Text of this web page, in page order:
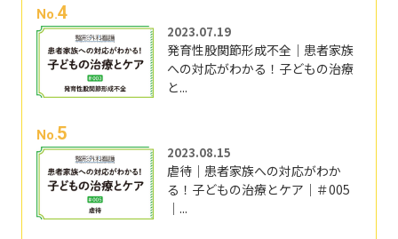
No.4
2023.07.19
発育性股関節形成不全｜患者家族
への対応がわかる！子どもの治療
と...
No.5
2023.08.15
虐待｜患者家族への対応がわか
る！子どもの治療とケア｜＃005
｜...